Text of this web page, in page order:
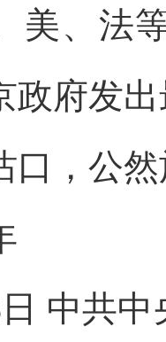
美、法
政府发
口，公
共中